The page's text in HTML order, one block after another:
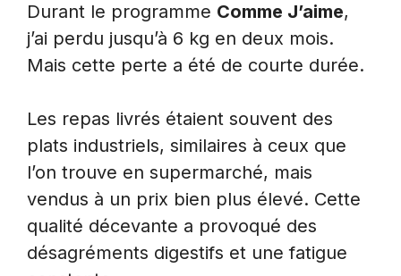
Durant le programme Comme J’aime,
j’ai perdu jusqu’à 6 kg en deux mois.
Mais cette perte a été de courte durée.
Les repas livrés étaient souvent des
plats industriels, similaires à ceux que
l’on trouve en supermarché, mais
vendus à un prix bien plus élevé. Cette
qualité décevante a provoqué des
désagréments digestifs et une fatigue